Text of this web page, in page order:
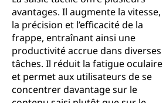
avantages. Il augmente la vitesse,
la précision et l’efficacité de la
frappe, entraînant ainsi une
productivité accrue dans diverses
tâches. Il réduit la fatigue oculaire
et permet aux utilisateurs de se
concentrer davantage sur le